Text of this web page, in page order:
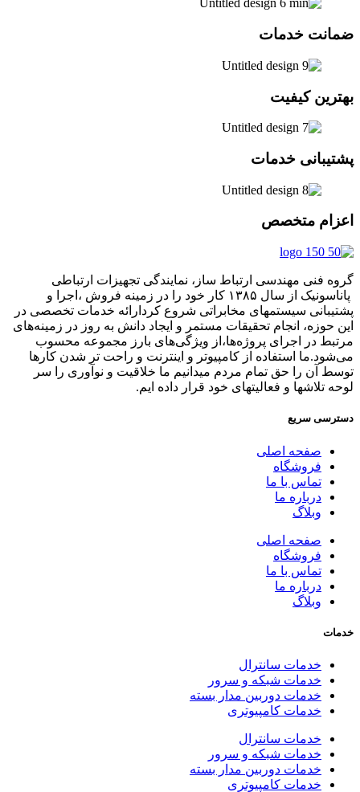
ضمانت خدمات
بهترین کیفیت
پشتیبانی خدمات
اعزام متخصص
گروه فنی مهندسی ارتباط ساز، نمایندگی تجهیزات ارتباطی
پاناسونیک از سال ۱۳۸۵ کار خود را در زمینه فروش ،اجرا و
پشتیبانی سیستمهای مخابراتی شروع کردارائه خدمات تخصصی در
این حوزه، انجام تحقیقات مستمر و ایجاد دانش به‌ روز در زمینه‌های
مرتبط در اجرای پروژه‌ها،از ویژگی‌های بارز مجموعه محسوب
می‌شود.ما استفاده از کامپیوتر و اینترنت و راحت تر شدن کارها
توسط آن را حق تمام مردم میدانیم ما خلاقیت و نوآوری را سر
لوحه تلاشها و فعالیتهای خود قرار داده ایم.
دسترسی سریع
صفحه اصلی
فروشگاه
تماس با ما
درباره ما
وبلاگ
صفحه اصلی
فروشگاه
تماس با ما
درباره ما
وبلاگ
خدمات
خدمات سانترال
خدمات شبکه و سرور
خدمات دوربین مدار بسته
خدمات کامپیوتری
خدمات سانترال
خدمات شبکه و سرور
خدمات دوربین مدار بسته
خدمات کامپیوتری